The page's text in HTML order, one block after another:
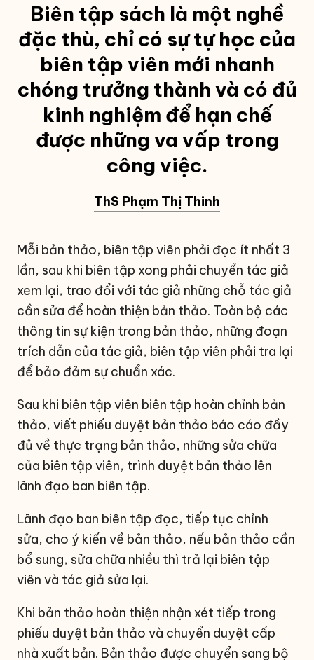
Biên tập sách là một nghề
đặc thù, chỉ có sự tự học của
biên tập viên mới nhanh
chóng trưởng thành và có đủ
kinh nghiệm để hạn chế
được những va vấp trong
công việc.
ThS Phạm Thị Thinh
Mỗi bản thảo, biên tập viên phải đọc ít nhất 3
lần, sau khi biên tập xong phải chuyển tác giả
xem lại, trao đổi với tác giả những chỗ tác giả
cần sửa để hoàn thiện bản thảo. Toàn bộ các
thông tin sự kiện trong bản thảo, những đoạn
trích dẫn của tác giả, biên tập viên phải tra lại
để bảo đảm sự chuẩn xác.
Sau khi biên tập viên biên tập hoàn chỉnh bản
thảo, viết phiếu duyệt bản thảo báo cáo đầy
đủ về thực trạng bản thảo, những sửa chữa
của biên tập viên, trình duyệt bản thảo lên
lãnh đạo ban biên tập.
Lãnh đạo ban biên tập đọc, tiếp tục chỉnh
sửa, cho ý kiến về bản thảo, nếu bản thảo cần
bổ sung, sửa chữa nhiều thì trả lại biên tập
viên và tác giả sửa lại.
Khi bản thảo hoàn thiện nhận xét tiếp trong
phiếu duyệt bản thảo và chuyển duyệt cấp
nhà xuất bản. Bản thảo được chuyển sang bộ